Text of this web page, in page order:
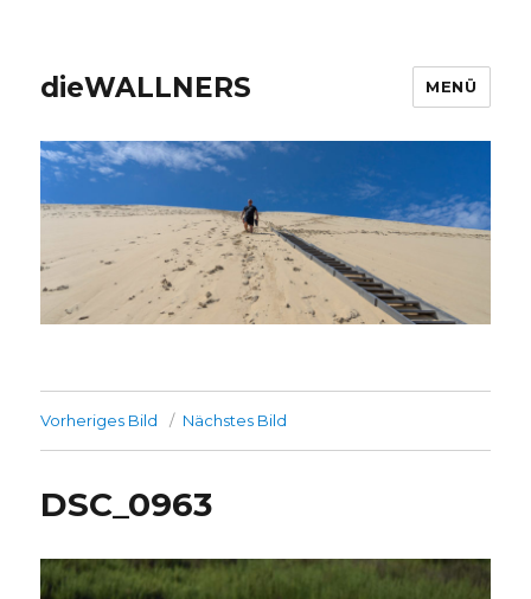
dieWALLNERS MENÜ
Vorheriges Bild Nächstes Bild
DSC_0963